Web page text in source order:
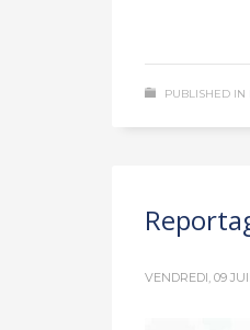
PUBLISHED IN
VENDREDI, 09